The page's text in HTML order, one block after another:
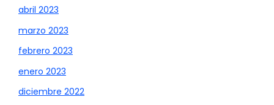
abril 2023
marzo 2023
febrero 2023
enero 2023
diciembre 2022